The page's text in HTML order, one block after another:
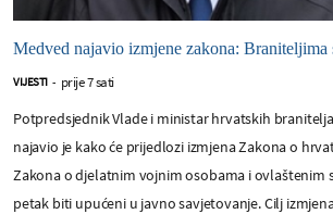
Medved najavio izmjene zakona: Braniteljima
VIJESTI - prije 7 sati
Potpredsjednik Vlade i ministar hrvatskih
najavio je kako će prijedlozi izmjena Zakona o
Zakona o djelatnim vojnim osobama i ovlaštenim
petak biti upućeni u javno savjetovanje. Cilj